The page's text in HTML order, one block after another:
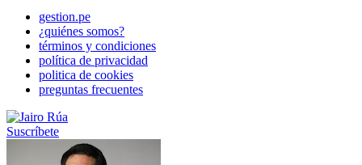
gestion.pe
¿quiénes somos?
términos y condiciones
política de privacidad
politica de cookies
preguntas frecuentes
Suscríbete